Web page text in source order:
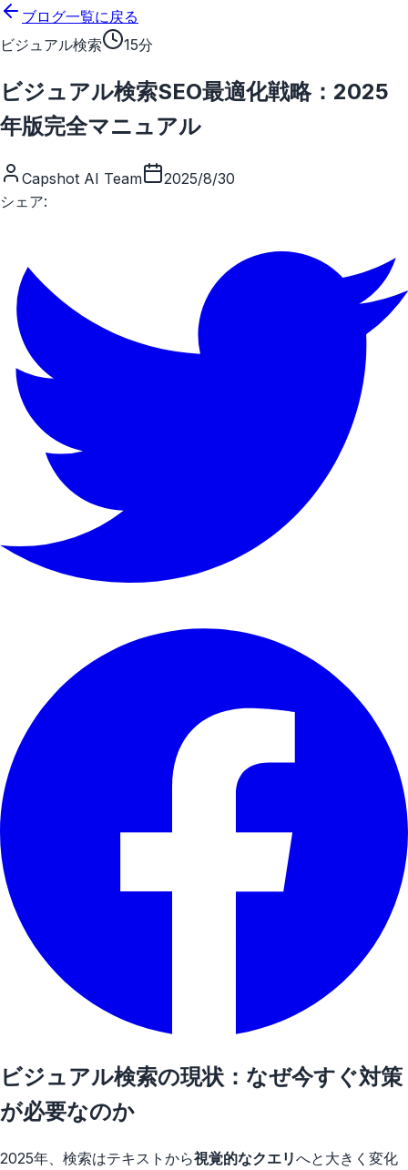
メインコンテンツにスキップ
ブログ一覧に戻る
ビジュアル検索
15分
ビジュアル検索SEO最適化戦略：2025
年版完全マニュアル
Capshot AI Team
2025/8/30
シェア:
ビジュアル検索の現状：なぜ今すぐ対策
が必要なのか
2025年、検索はテキストから視覚的なクエリへと大きく変化